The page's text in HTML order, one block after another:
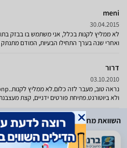
meni
30.04.2015
לא ממליץ לקנות בכלל, אני משתמש בו בבזק
מאותה בעיה, ניתוקים ונפילות חוזרות ונשנות,
לבדיקה ואמר שהתשתית מצוינת והבעיה
לדגם הזה!ועוד לא התחלתי לדבר על הרשת
דרור
03.10.2010
ולא ביוטורנט.פתיחת פורטים ידניים, קצת
ונסיונות של התנתקות מהשרת אליו אני מחובר
השוואת מחירים
5
(
376
)